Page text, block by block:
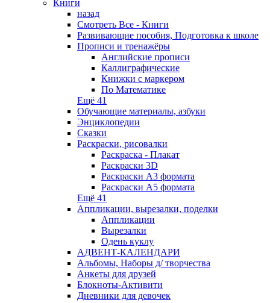
Книги
назад
Смотреть Все - Книги
Развивающие пособия, Подготовка к школе
Прописи и тренажёры
Английские прописи
Каллиграфические
Книжки с маркером
По Математике
Ещё 41
Обучающие материалы, азбуки
Энциклопедии
Сказки
Раскраски, рисовалки
Раскраска - Плакат
Раскраски 3D
Раскраски А3 формата
Раскраски А5 формата
Ещё 41
Аппликации, вырезалки, поделки
Аппликации
Вырезалки
Одень куклу
АДВЕНТ-КАЛЕНДАРИ
Альбомы, Наборы д/ творчества
Анкеты для друзей
Блокноты-Активити
Дневники для девочек